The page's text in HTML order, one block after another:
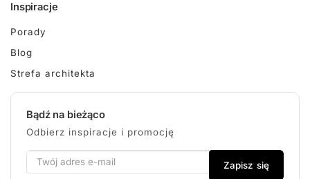
Inspiracje
Porady
Blog
Strefa architekta
Bądź na bieżąco
Odbierz inspiracje i promocję
Zapisz się